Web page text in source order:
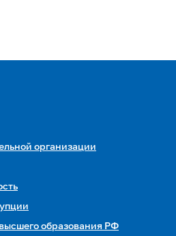
организации
образования РФ